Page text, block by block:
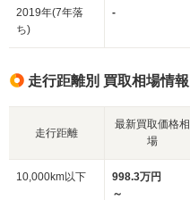
2019年(7年落
ち)
-
走行距離別 買取相場情報
走行距離
最新買取価格相
場
10,000km以下
998.3万円
～